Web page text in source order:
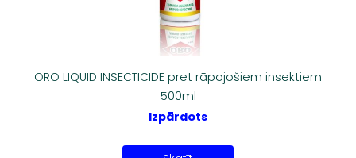
ORO LIQUID INSECTICIDE pret rāpojošiem insektiem
500ml
Izpārdots